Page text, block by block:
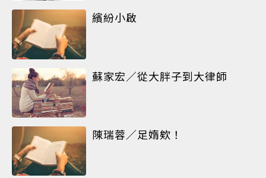
繽紛小啟
蘇家宏／從大胖子到大律師
陳瑞蓉／足媠欸！